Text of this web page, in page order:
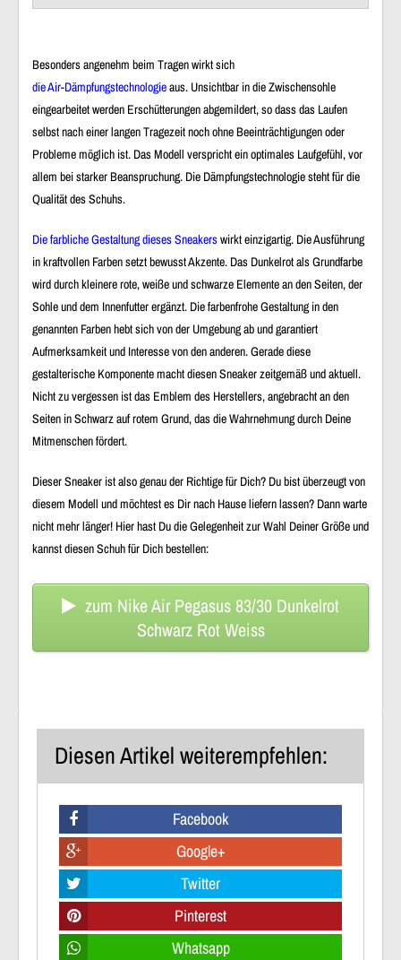
Besonders angenehm beim Tragen wirkt sich
die Air-Dämpfungstechnologieaus. Unsichtbar in die Zwischensohle
eingearbeitet werden Erschütterungen abgemildert, so dass das Laufen
selbst nach einer langen Tragezeit noch ohne Beeinträchtigungen oder
Probleme möglich ist. Das Modell verspricht ein optimales Laufgefühl, vor
allem bei starker Beanspruchung. Die Dämpfungstechnologie steht für die
Qualität des Schuhs.
Die farbliche Gestaltung dieses Sneakerswirkt einzigartig. Die Ausführung
in kraftvollen Farben setzt bewusst Akzente. Das Dunkelrot als Grundfarbe
wird durch kleinere rote, weiße und schwarze Elemente an den Seiten, der
Sohle und dem Innenfutter ergänzt. Die farbenfrohe Gestaltung in den
genannten Farben hebt sich von der Umgebung ab und garantiert
Aufmerksamkeit und Interesse von den anderen. Gerade diese
gestalterische Komponente macht diesen Sneaker zeitgemäß und aktuell.
Nicht zu vergessen ist das Emblem des Herstellers, angebracht an den
Seiten in Schwarz auf rotem Grund, das die Wahrnehmung durch Deine
Mitmenschen fördert.
Dieser Sneaker ist also genau der Richtige für Dich? Du bist überzeugt von
diesem Modell und möchtest es Dir nach Hause liefern lassen? Dann warte
nicht mehr länger! Hier hast Du die Gelegenheit zur Wahl Deiner Größe und
kannst diesen Schuh für Dich bestellen:
zum Nike Air Pegasus 83/30 Dunkelrot
Schwarz Rot Weiss
Diesen Artikel weiterempfehlen:
Facebook
Google+
Twitter
Pinterest
Whatsapp